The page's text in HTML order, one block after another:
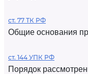
ст. 77 ТК РФ
Общие основания
ст. 144 УПК РФ
Порядок